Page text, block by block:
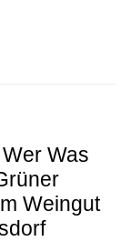
Was
Weingut